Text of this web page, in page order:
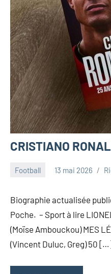
CRISTIANO
Football 13 mai 2026
Biographie actualisée
Poche. – Sport à lire
(Moïse Ambouckou) MES
(Vincent Duluc, Greg) 50